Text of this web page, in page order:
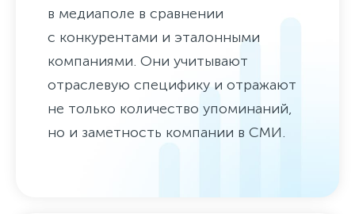
в медиаполе в сравнении
с конкурентами и эталонными
компаниями. Они учитывают
отраслевую специфику и отражают
не только количество упоминаний,
но и заметность компании в СМИ.